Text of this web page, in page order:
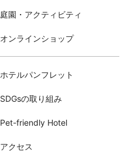
庭園・アクティビティ
オンラインショップ
ホテルパンフレット
SDGsの取り組み
Pet-friendly Hotel
アクセス